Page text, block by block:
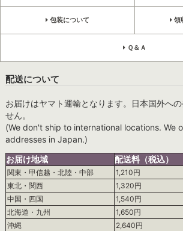
包装について 領
Ｑ＆Ａ
配送について
お届けはヤマト運輸となります。日本国外へ
せん。
(We don't ship to international locations. We
addresses in Japan.)
お届け地域
配送料（税込）
関東・甲信越・北陸・中部
1,210円
東北・関西
1,320円
中国・四国
1,540円
北海道・九州
1,650円
沖縄
2,640円